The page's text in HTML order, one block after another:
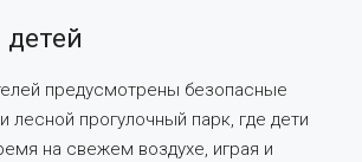
предусмотрены безопасные
лесной прогулочный парк, где дети
на свежем воздухе, играя и